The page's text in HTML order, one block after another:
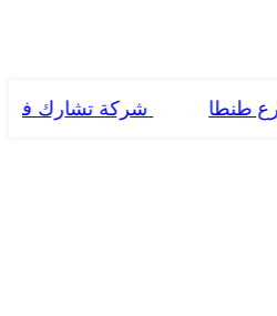
شركة تشارك فى طنطا